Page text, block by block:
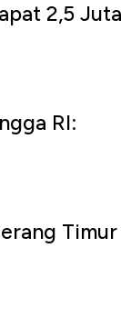
2,5 Juta
RI:
Timur